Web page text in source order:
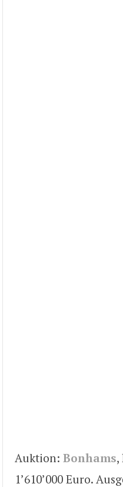
Auktion: Bonhams,
1’610’000 Euro.